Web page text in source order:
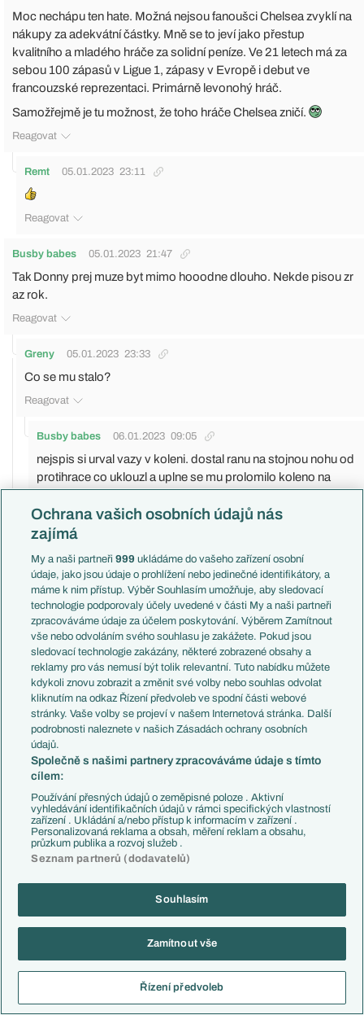
Moc nechápu ten hate. Možná nejsou fanoušci Chelsea zvyklí na
nákupy za adekvátní částky. Mně se to jeví jako přestup
kvalitního a mladého hráče za solidní peníze. Ve 21 letech má za
sebou 100 zápasů v Ligue 1, zápasy v Evropě i debut ve
francouzské reprezentaci. Primárně levonohý hráč.
Samožřejmě je tu možnost, že toho hráče Chelsea zničí.
Reagovat
Remt 05.01.2023 23:11
Reagovat
Busby babes 05.01.2023 21:47
Tak Donny prej muze byt mimo hooodne dlouho. Nekde pisou zr
az rok.
Reagovat
Greny 05.01.2023 23:33
Co se mu stalo?
Reagovat
Busby babes 06.01.2023 09:05
nejspis si urval vazy v koleni. dostal ranu na stojnou nohu od
protihrace co uklouzl a uplne se mu prolomilo koleno na
Reagovat
Bakary3 06.01.2023 08:34
Tak jestli je to opravdu křižák, tak to je normální...
Reagovat
smazaný uživatel 09.01.2023 18:39
Však Donny je mimo už dlouho.
Reagovat
Marv 06.01.2023 08:10
Dost často to byl v defenzivě Monaka pořádnej průser, on tomu
vyloženě nepomáhal.. Ale kdo může v tomhle věku říct, že má za
sebou pět sezon v L1, a to povětšinou v základní sestavě?
Reagovat
Error 06.01.2023 09:05
Sarr, ktery byl Chelsea uplne k nicemu
Reagovat
kissak 06.01.2023 09:11
když tedy nepomáhal tomu průseru, tak by se dalo vyložit, že
byl dobrej
Ochrana vašich osobních údajů nás
zajímá
My a naši partneři999 ukládáme do vašeho zařízení osobní
údaje, jako jsou údaje o prohlížení nebo jedinečné identifikátory, a
máme k nim přístup. Výběr Souhlasím umožňuje, aby sledovací
technologie podporovaly účely uvedené v části My a naši partneři
zpracováváme údaje za účelem poskytování. Výběrem Zamítnout
vše nebo odvoláním svého souhlasu je zakážete. Pokud jsou
sledovací technologie zakázány, některé zobrazené obsahy a
reklamy pro vás nemusí být tolik relevantní. Tuto nabídku můžete
kdykoli znovu zobrazit a změnit své volby nebo souhlas odvolat
kliknutím na odkaz Řízení předvoleb ve spodní části webové
stránky. Vaše volby se projeví v našem Internetová stránka. Další
podrobnosti naleznete v našich Zásadách ochrany osobních
údajů.
Společně s našimi partnery zpracováváme údaje s tímto
cílem:
Používání přesných údajů o zeměpisné poloze . Aktivní
vyhledávání identifikačních údajů v rámci specifických vlastností
zařízení . Ukládání a/nebo přístup k informacím v zařízení .
Personalizovaná reklama a obsah, měření reklam a obsahu,
průzkum publika a rozvoj služeb .
Seznam partnerů (dodavatelů)
Souhlasím
Zamítnout vše
Řízení předvoleb